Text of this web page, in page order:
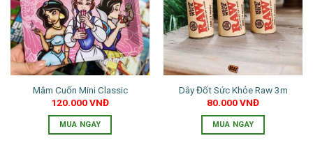
Mâm Cuốn Mini Classic
120.000VNĐ
MUA NGAY
Dây Đốt Sức Khỏe Raw 3m
80.000VNĐ
MUA NGAY